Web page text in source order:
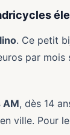
. Ce petit
par
AM, dès 14
ville. Pour